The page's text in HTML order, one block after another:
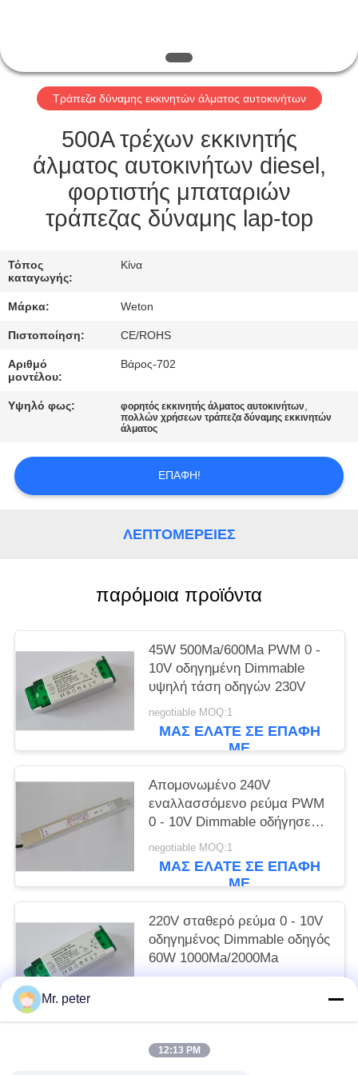
ΜΑΣ
ΕΛΆΤΕ
ΕΠΑΦΉ
ΜΕ
ΖΗΤΉΣΤΕ
ΈΝΑ
ΑΠΌΣΠΑΣΜΑ
SITEMAP
PRIVACY
Τράπεζα δύναμης εκκινητών άλματος αυτοκινήτων
500A τρέχων εκκινητής
άλματος αυτοκινήτων diesel,
φορτιστής μπαταριών
τράπεζας δύναμης lap-top
Τόπος
καταγωγής:
Κίνα
Μάρκα: Weton
Πιστοποίηση: CE/ROHS
Αριθμό
μοντέλου:
Βάρος-702
Υψηλό φως: φορητός εκκινητής άλματος αυτοκινήτων,
πολλών χρήσεων τράπεζα δύναμης εκκινητών
άλματος
ΕΠΑΦΉ!
ΛΕΠΤΟΜΈΡΕΙΕΣ
παρόμοια προϊόντα
45W 500Ma/600Ma PWM 0 -
10V οδηγημένη Dimmable
υψηλή τάση οδηγών 230V
negotiable MOQ:1
ΜΑΣ ΕΛΆΤΕ ΣΕ ΕΠΑΦΉ
ΜΕ
Απομονωμένο 240V
εναλλασσόμενο ρεύμα PWM
0 - 10V Dimmable οδήγησε
τον οδηγό 300Ma/350Ma 18W
negotiable MOQ:1
ΜΑΣ ΕΛΆΤΕ ΣΕ ΕΠΑΦΉ
ΜΕ
220V σταθερό ρεύμα 0 - 10V
οδηγημένος Dimmable οδηγός
60W 1000Ma/2000Ma
ΜΕ
Mr. peter
12:13 PM